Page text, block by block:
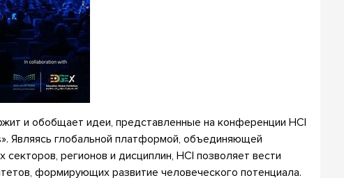
и обобщает идеи, представленные на конференции HCI
Являясь глобальной платформой, объединяющей
регионов и дисциплин, HCI позволяет вести
формирующих развитие человеческого потенциала.